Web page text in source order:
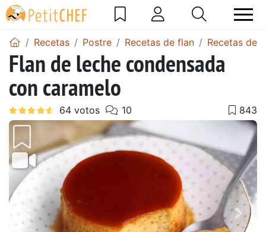
Recetas Postre Recetas de flan Recetas de
Flan de leche condensada
con caramelo
Anterior